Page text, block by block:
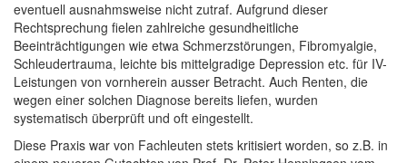
eventuell ausnahmsweise nicht zutraf. Aufgrund dieser
Rechtsprechung fielen zahlreiche gesundheitliche
Beeinträchtigungen wie etwa Schmerzstörungen, Fibromyalgie,
Schleudertrauma, leichte bis mittelgradige Depression etc. für IV-
Leistungen von vornherein ausser Betracht. Auch Renten, die
wegen einer solchen Diagnose bereits liefen, wurden
systematisch überprüft und oft eingestellt.
Diese Praxis war von Fachleuten stets kritisiert worden, so z.B. in